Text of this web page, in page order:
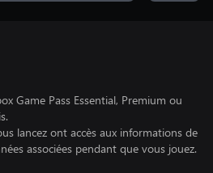
Game Pass Essential, Premium ou
lancez ont accès aux informations de
associées pendant que vous jouez.